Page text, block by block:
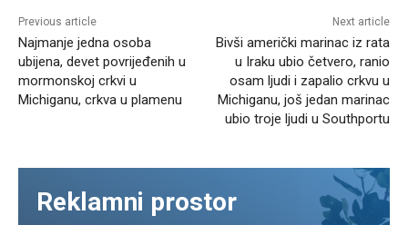
Previous article
Najmanje jedna osoba
ubijena, devet povrijeđenih u
mormonskoj crkvi u
Michiganu, crkva u plamenu
Next article
Bivši američki marinac iz rata
u Iraku ubio četvero, ranio
osam ljudi i zapalio crkvu u
Michiganu, još jedan marinac
ubio troje ljudi u Southportu
Reklamni prostor